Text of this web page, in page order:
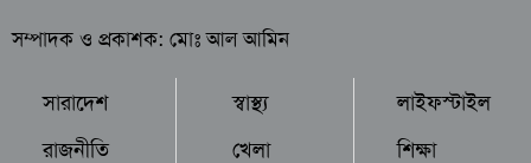
সম্পাদক ও প্রকাশক: মোঃ আল আমিন
সারাদেশ
রাজনীতি
স্বাস্থ্য
খেলা
লাইফস্টাইল
শিক্ষা